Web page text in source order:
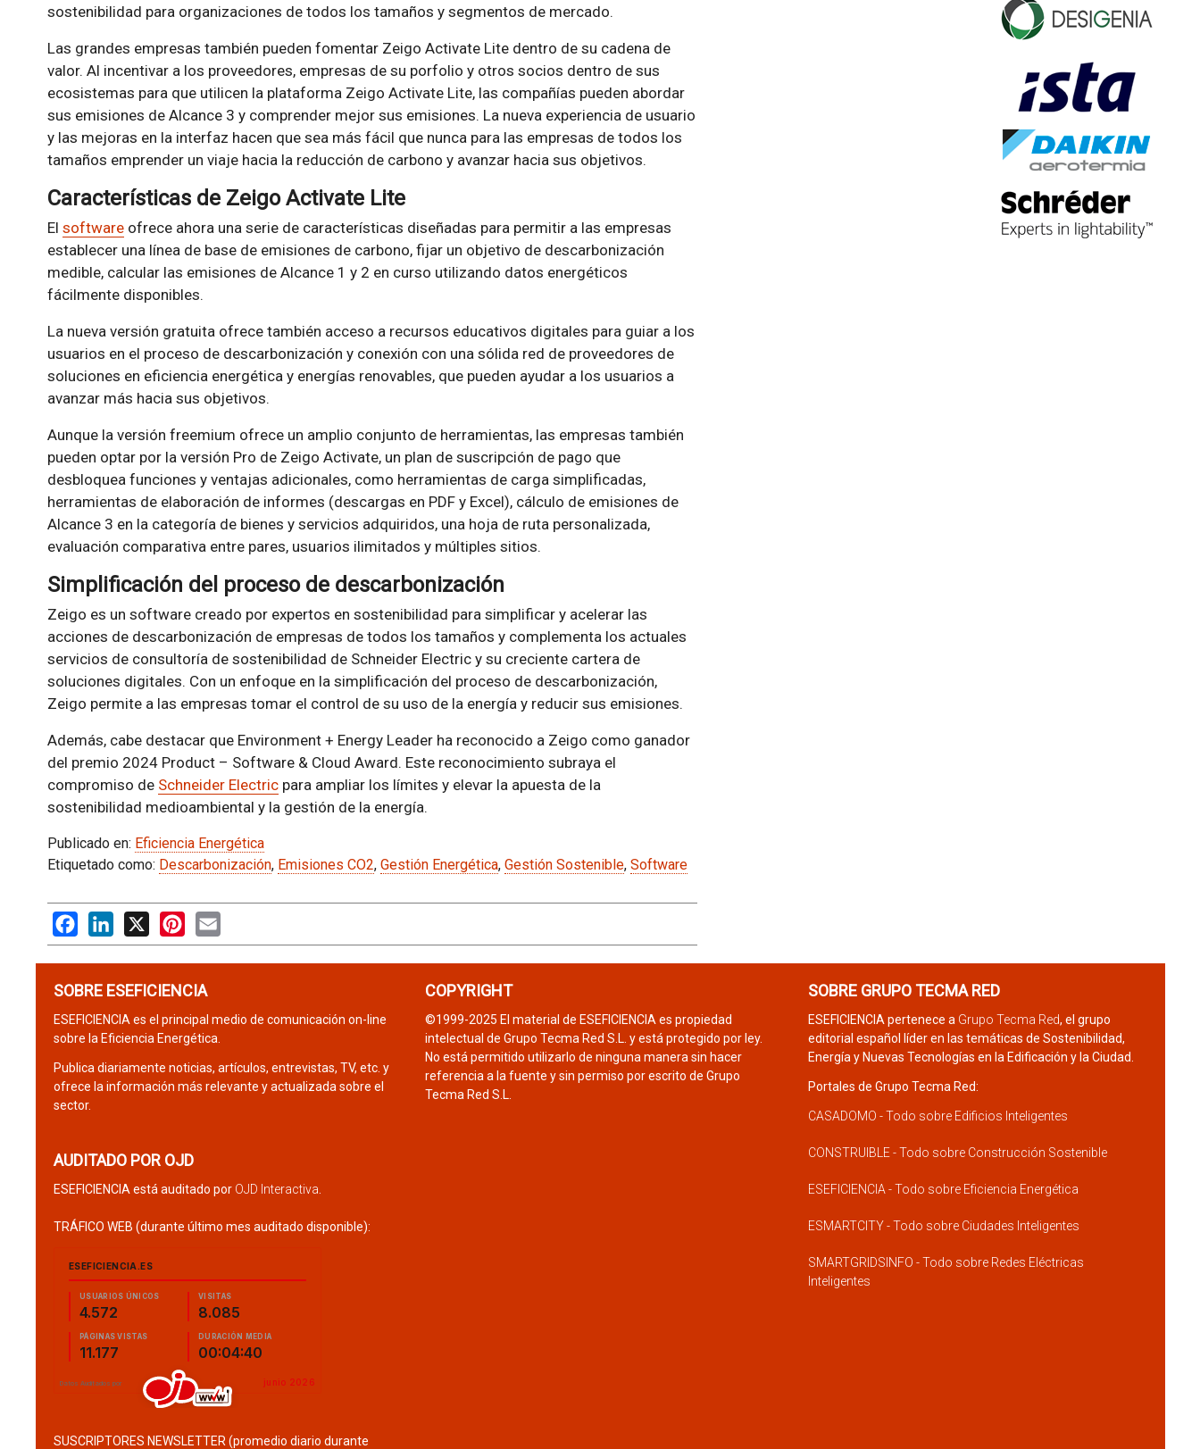
sostenibilidad para organizaciones de todos los tamaños y segmentos de mercado.
Las grandes empresas también pueden fomentar Zeigo Activate Lite dentro de su cadena de
valor. Al incentivar a los proveedores, empresas de su porfolio y otros socios dentro de sus
ecosistemas para que utilicen la plataforma Zeigo Activate Lite, las compañías pueden abordar
sus emisiones de Alcance 3 y comprender mejor sus emisiones. La nueva experiencia de usuario
y las mejoras en la interfaz hacen que sea más fácil que nunca para las empresas de todos los
tamaños emprender un viaje hacia la reducción de carbono y avanzar hacia sus objetivos.
Características de Zeigo Activate Lite
El softwareofrece ahora una serie de características diseñadas para permitir a las empresas
establecer una línea de base de emisiones de carbono, fijar un objetivo de descarbonización
medible, calcular las emisiones de Alcance 1 y 2 en curso utilizando datos energéticos
fácilmente disponibles.
La nueva versión gratuita ofrece también acceso a recursos educativos digitales para guiar a los
usuarios en el proceso de descarbonización y conexión con una sólida red de proveedores de
soluciones en eficiencia energética y energías renovables, que pueden ayudar a los usuarios a
avanzar más hacia sus objetivos.
Aunque la versión freemium ofrece un amplio conjunto de herramientas, las empresas también
pueden optar por la versión Pro de Zeigo Activate, un plan de suscripción de pago que
desbloquea funciones y ventajas adicionales, como herramientas de carga simplificadas,
herramientas de elaboración de informes (descargas en PDF y Excel), cálculo de emisiones de
Alcance 3 en la categoría de bienes y servicios adquiridos, una hoja de ruta personalizada,
evaluación comparativa entre pares, usuarios ilimitados y múltiples sitios.
Simplificación del proceso de descarbonización
Zeigo es un software creado por expertos en sostenibilidad para simplificar y acelerar las
acciones de descarbonización de empresas de todos los tamaños y complementa los actuales
servicios de consultoría de sostenibilidad de Schneider Electric y su creciente cartera de
soluciones digitales. Con un enfoque en la simplificación del proceso de descarbonización,
Zeigo permite a las empresas tomar el control de su uso de la energía y reducir sus emisiones.
Además, cabe destacar que Environment + Energy Leader ha reconocido a Zeigo como ganador
del premio 2024 Product – Software & Cloud Award. Este reconocimiento subraya el
compromiso de Schneider Electricpara ampliar los límites y elevar la apuesta de la
sostenibilidad medioambiental y la gestión de la energía.
Publicado en: Eficiencia Energética
Etiquetado como: Descarbonización, Emisiones CO2, Gestión Energética, Gestión Sostenible, Software
FacebookLinkedIn
X PinterestEmail
SOBRE ESEFICIENCIA
ESEFICIENCIA es el principal medio de comunicación on-line
sobre la Eficiencia Energética.
Publica diariamente noticias, artículos, entrevistas, TV, etc. y
ofrece la información más relevante y actualizada sobre el
sector.
AUDITADO POR OJD
ESEFICIENCIA está auditado por OJD Interactiva
TRÁFICO WEB (durante último mes auditado disponible):
SUSCRIPTORES NEWSLETTER (promedio diario durante
COPYRIGHT
©1999-2025 El material de ESEFICIENCIA es propiedad
intelectual de Grupo Tecma Red S.L. y está protegido por ley.
No está permitido utilizarlo de ninguna manera sin hacer
referencia a la fuente y sin permiso por escrito de Grupo
Tecma Red S.L.
SOBRE GRUPO TECMA RED
ESEFICIENCIA pertenece a Grupo Tecma Red, el grupo
editorial español líder en las temáticas de Sostenibilidad,
Energía y Nuevas Tecnologías en la Edificación y la Ciudad.
Portales de Grupo Tecma Red:
CASADOMO - Todo sobre Edificios Inteligentes
CONSTRUIBLE - Todo sobre Construcción Sostenible
ESEFICIENCIA - Todo sobre Eficiencia Energética
ESMARTCITY - Todo sobre Ciudades Inteligentes
SMARTGRIDSINFO - Todo sobre Redes Eléctricas
Inteligentes